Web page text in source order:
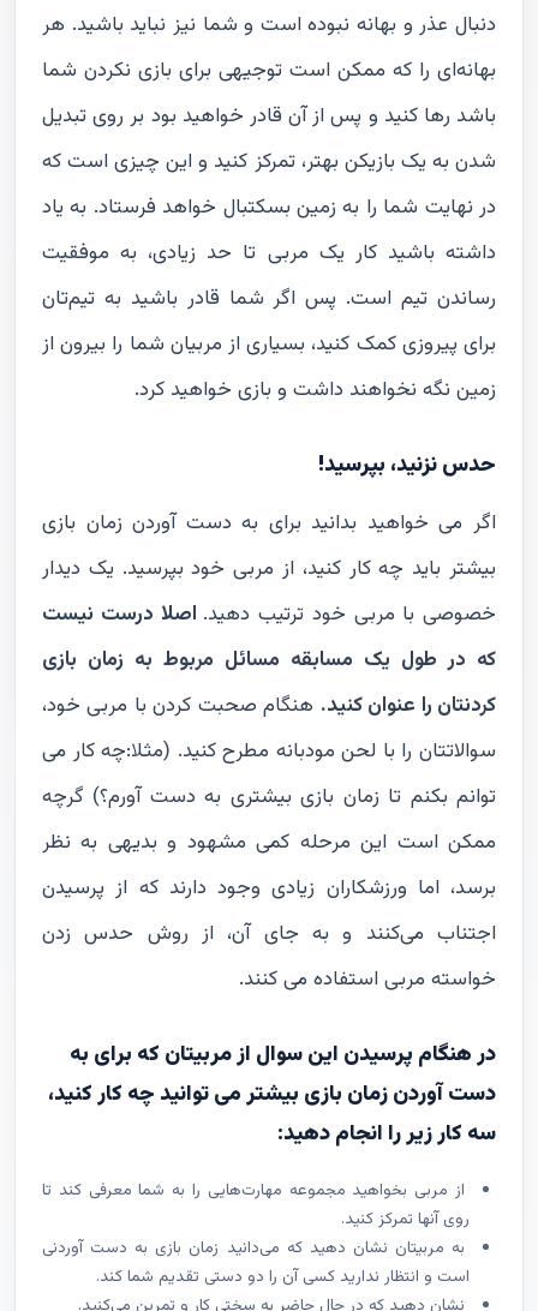
دنبال عذر و بهانه نبوده است و شما نیز نباید باشید. هر
بهانه‌ای را که ممکن است توجیهی برای بازی نکردن شما
باشد رها کنید و پس از آن قادر خواهید بود بر روی تبدیل
شدن به یک بازیکن بهتر، تمرکز کنید و این چیزی است که
در نهایت شما را به زمین بسکتبال خواهد فرستاد. به یاد
داشته باشید کار یک مربی تا حد زیادی، به موفقیت
رساندن تیم است. پس اگر شما قادر باشید به تیم‌تان
برای پیروزی کمک کنید، بسیاری از مربیان شما را بیرون از
زمین نگه نخواهند داشت و بازی خواهید کرد.
حدس نزنید، بپرسید!
اگر می خواهید بدانید برای به دست آوردن زمان بازی
بیشتر باید چه کار کنید، از مربی خود بپرسید. یک دیدار
خصوصی با مربی خود ترتیب دهید. اصلا درست نیست
که در طول یک مسابقه مسائل مربوط به زمان بازی
کردنتان را عنوان کنید. هنگام صحبت کردن با مربی خود،
سوالاتتان را با لحن مودبانه مطرح کنید. (مثلا:چه کار می
توانم بکنم تا زمان بازی بیشتری به دست آورم؟) گرچه
ممکن است این مرحله کمی مشهود و بدیهی به نظر
برسد، اما ورزشکاران زیادی وجود دارند که از پرسیدن
اجتناب می‌کنند و به جای آن، از روش حدس زدن
خواسته مربی استفاده می کنند.
در هنگام پرسیدن این سوال از مربیتان که برای به
دست آوردن زمان بازی بیشتر می توانید چه کار کنید،
سه کار زیر را انجام دهید:
از مربی بخواهید مجموعه مهارت‌هایی را به شما معرفی کند تا
روی آنها تمرکز کنید.
به مربیتان نشان دهید که می‌دانید زمان بازی به دست آوردنی
است و انتظار ندارید کسی آن را دو دستی تقدیم شما کند.
نشان دهید که در حال حاضر به سختی کار و تمرین می‌کنید.